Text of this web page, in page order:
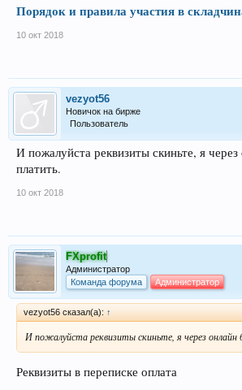
Порядок и правила участия в
10 окт 2018
vezyot56
Новичок на бирже
Пользователь
И пожалуйста реквизиты скиньте, я
платить.
10 окт 2018
FXprofit
Администратор
Команда форума
Администратор
vezyot56 сказал(а): ↑
И пожалуйста реквизиты скиньте, я через онлайн
Реквизиты в переписке оплата